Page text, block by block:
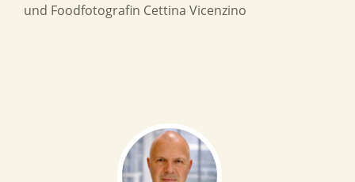
und Foodfotografin Cettina Vicenzino